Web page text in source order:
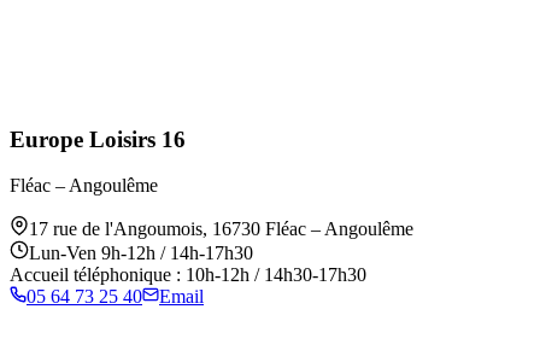
Europe Loisirs 16
Fléac – Angoulême
17 rue de l'Angoumois, 16730 Fléac – Angoulême
Lun-Ven 9h-12h / 14h-17h30
Accueil téléphonique : 10h-12h / 14h30-17h30
05 64 73 25 40
Email